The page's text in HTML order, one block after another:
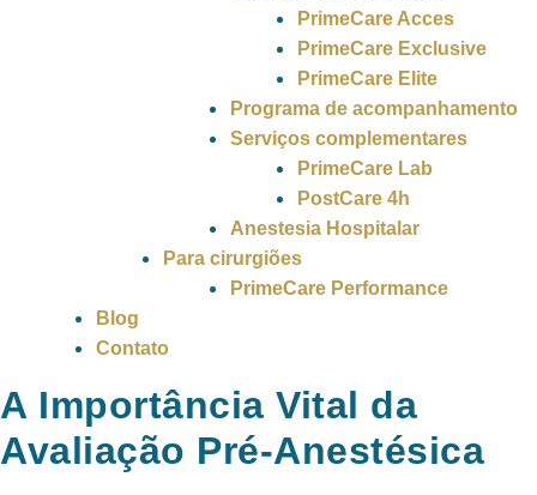
PrimeCare Acces
PrimeCare Exclusive
PrimeCare Elite
Programa de acompanhamento
Serviços complementares
PrimeCare Lab
PostCare 4h
Anestesia Hospitalar
Para cirurgiões
PrimeCare Performance
Blog
Contato
A Importância Vital da
Avaliação Pré-Anestésica